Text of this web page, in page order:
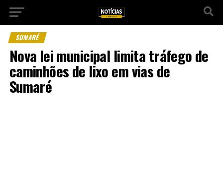
SUMARÉ
Nova lei municipal limita tráfego de
caminhões de lixo em vias de
Sumaré